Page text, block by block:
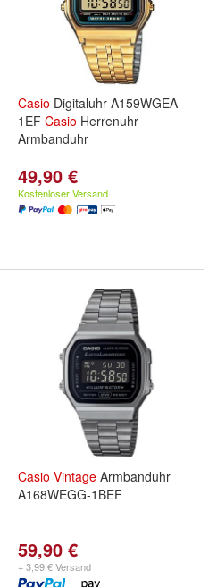
Casio Digitaluhr A159WGEA-
1EF Casio Herrenuhr
Armbanduhr
49,90 €
Kostenloser Versand
Casio Vintage Armbanduhr
A168WEGG-1BEF
59,90 €
+ 3,99 € Versand